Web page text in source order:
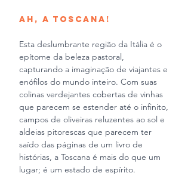
Ah, a Toscana!
Esta deslumbrante região da Itália é o
epítome da beleza pastoral,
capturando a imaginação de viajantes e
enófilos do mundo inteiro. Com suas
colinas verdejantes cobertas de vinhas
que parecem se estender até o infinito,
campos de oliveiras reluzentes ao sol e
aldeias pitorescas que parecem ter
saído das páginas de um livro de
histórias, a Toscana é mais do que um
lugar; é um estado de espírito.